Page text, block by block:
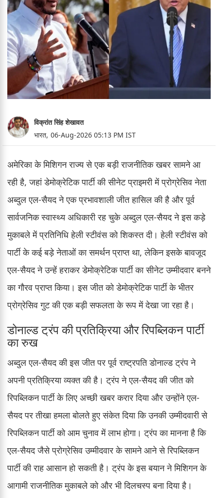
विक्रांत सिंह शेखावत
भारत, 06-Aug-2026 05:13 PM IST
अमेरिका के मिशिगन राज्य से एक बड़ी राजनीतिक खबर सामने आ
रही है, जहां डेमोक्रेटिक पार्टी की सीनेट प्राइमरी में प्रोग्रेसिव नेता
अब्दुल एल-सैयद ने एक प्रभावशाली जीत हासिल की है और पूर्व
सार्वजनिक स्वास्थ्य अधिकारी रह चुके अब्दुल एल-सैयद ने इस कड़े
मुकाबले में प्रतिनिधि हेली स्टीवंस को शिकस्त दी। हेली स्टीवंस को
पार्टी के कई बड़े नेताओं का समर्थन प्राप्त था, लेकिन इसके बावजूद
एल-सैयद ने उन्हें हराकर डेमोक्रेटिक पार्टी का सीनेट उम्मीदवार बनने
का गौरव प्राप्त किया। इस जीत को डेमोक्रेटिक पार्टी के भीतर
प्रोग्रेसिव गुट की एक बड़ी सफलता के रूप में देखा जा रहा है।
डोनाल्ड ट्रंप की प्रतिक्रिया और रिपब्लिकन पार्टी
का रुख
अब्दुल एल-सैयद की इस जीत पर पूर्व राष्ट्रपति डोनाल्ड ट्रंप ने
अपनी प्रतिक्रिया व्यक्त की है। ट्रंप ने एल-सैयद की जीत को
रिपब्लिकन पार्टी के लिए अच्छी खबर करार दिया और उन्होंने एल-
सैयद पर तीखा हमला बोलते हुए संकेत दिया कि उनकी उम्मीदवारी से
रिपब्लिकन पार्टी को आम चुनाव में लाभ होगा। ट्रंप का मानना है कि
एल-सैयद जैसे प्रोग्रेसिव उम्मीदवार के सामने आने से रिपब्लिकन
पार्टी की राह आसान हो सकती है। ट्रंप के इस बयान ने मिशिगन के
आगामी राजनीतिक मुकाबले को और भी दिलचस्प बना दिया है।